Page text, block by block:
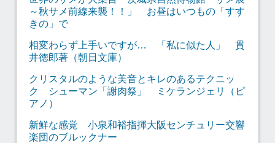
～秋サメ前線来襲！！」 お昼はいつもの「すす
きの」で
相変わらず上手いですが… 「私に似た人」 貫
井徳郎著（朝日文庫）
クリスタルのような美音とキレのあるテクニッ
ク シューマン「謝肉祭」 ミケランジェリ（ピ
アノ）
新鮮な感覚 小泉和裕指揮大阪センチュリー交響
楽団のブルックナー